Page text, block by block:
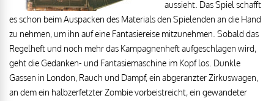
aussieht. Das Spiel schafft
es schon beim Auspacken des Materials den Spielenden an die Hand
zu nehmen, um ihn auf eine Fantasiereise mitzunehmen. Sobald das
Regelheft und noch mehr das Kampagnenheft aufgeschlagen wird,
geht die Gedanken- und Fantasiemaschine im Kopf los. Dunkle
Gassen in London, Rauch und Dampf, ein abgeranzter Zirkuswagen,
an dem ein halbzerfetzter Zombie vorbeistreicht, ein gewandeter